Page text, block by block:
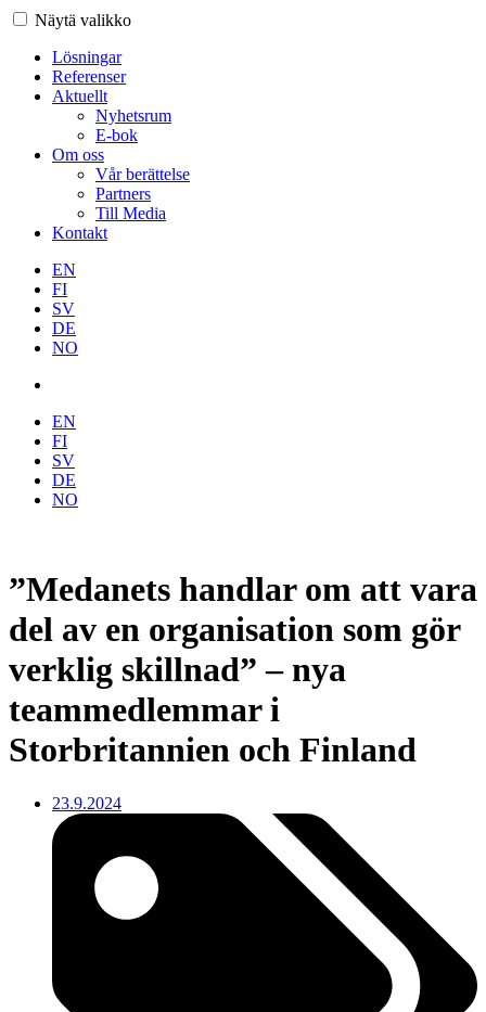
Näytä valikko
Lösningar
Referenser
Aktuellt
Nyhetsrum
E-bok
Om oss
Vår berättelse
Partners
Till Media
Kontakt
EN
FI
SV
DE
NO
EN
FI
SV
DE
NO
”Medanets handlar om att vara
del av en organisation som gör
verklig skillnad” – nya
teammedlemmar i
Storbritannien och Finland
23.9.2024